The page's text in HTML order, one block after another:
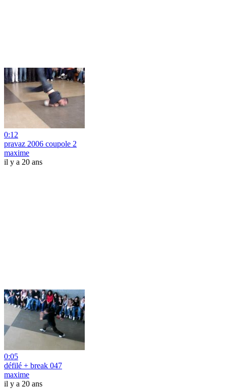
0:12
pravaz 2006 coupole 2
maxime
il y a 20 ans
0:05
défilé + break 047
maxime
il y a 20 ans